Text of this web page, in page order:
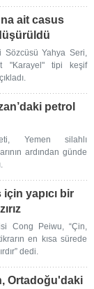
ait casus
Sözcüsü Yahya Seri,
"Karayel" tipi keşif
petrol
Yemen silahlı
ardından günde
için yapıcı bir
Cong Peiwu, “Çin,
en kısa sürede
dedi.
Ortadoğu'daki